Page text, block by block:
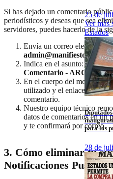
25 de
Ver más
Estados
para los
28 de
Si has dejado un comentario
periodísticos y deseas que sea
servidores, puedes hacerlo de la
Envía un correo electrónico
admin@manifiesto21.mx.
Indica en el asunto:
Comentario - ARCO".
En el cuerpo del mensaje,
utilizado y el enlace (URL)
comentario.
Nuestro equipo técnico
datos de comentarios en un
y te confirmará por correo.
3. Cómo eliminar tu
Notificaciones Push